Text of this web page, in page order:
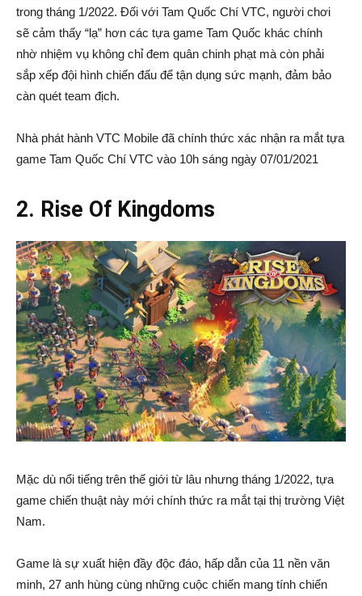
trong tháng 1/2022. Đối với Tam Quốc Chí VTC, người chơi
sẽ cảm thấy “lạ” hơn các tựa game Tam Quốc khác chính
nhờ nhiệm vụ không chỉ đem quân chinh phạt mà còn phải
sắp xếp đội hình chiến đấu để tận dụng sức mạnh, đảm bảo
càn quét team địch.
Nhà phát hành VTC Mobile đã chính thức xác nhận ra mắt tựa
game Tam Quốc Chí VTC vào 10h sáng ngày 07/01/2021
2. Rise Of Kingdoms
Mặc dù nổi tiếng trên thế giới từ lâu nhưng tháng 1/2022, tựa
game chiến thuật này mới chính thức ra mắt tại thị trường Việt
Nam.
Game là sự xuất hiện đầy độc đáo, hấp dẫn của 11 nền văn
minh, 27 anh hùng cùng những cuộc chiến mang tính chiến